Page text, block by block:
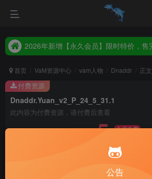
首页 VaM资源中心 vam人物 Dnaddr 正文
Dnaddr.Yuan_v2_P_24_5_31.1
此内容为付费资源，请付费后查看
5 会员免费
立即购买
付费资源
公告